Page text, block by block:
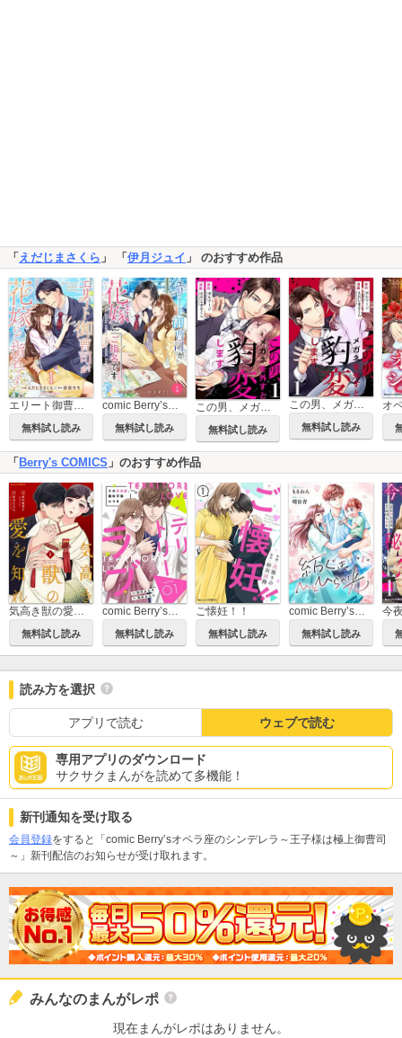
「えだじまさくら 」 「伊月ジュイ 」 のおすすめ作品
エリート御曹司が花嫁にご指名です
無料試し読み
comic Berry’sエリート御曹司が花嫁にご指名です
無料試し読み
この男、メガネを外すと豹変します。[ボル恋comic]
無料試し読み
この男、メガネを外すと豹変します。【合本版】[ボル恋comic]
無料試し読み
「 Berry's COMICS 」のおすすめ作品
気高き獣の愛を知れ
無料試し読み
comic Berry’sテリトリーラブ～その外科医、難攻不落につき～
無料試し読み
ご懐妊！！
無料試し読み
comic Berry’s紡ぐはひとひらの光
無料試し読み
読み方を選択
アプリで読む ウェブで読む
専用アプリのダウンロード
サクサクまんがを読めて多機能！
新刊通知を受け取る
会員登録をすると「comic Berry’sオペラ座のシンデレラ～王子様は極上御曹司
～」新刊配信のお知らせが受け取れます。
みんなのまんがレポ
現在まんがレポはありません。